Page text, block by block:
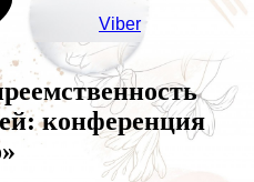
Viber
конференция